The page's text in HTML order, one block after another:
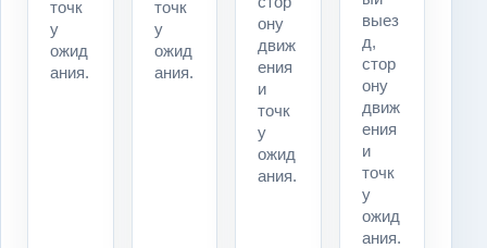
точк
у
ожид
ания.
точк
у
ожид
ания.
ону
движ
ения
и
точк
у
ожид
ания.
выез
д,
стор
ону
движ
ения
и
точк
у
ожид
ания.